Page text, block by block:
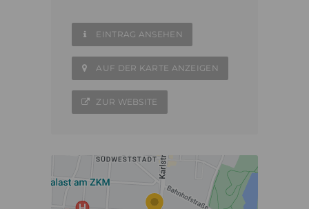
EINTRAG ANSEHEN
AUF DER KARTE ANZEIGEN
ZUR WEBSITE